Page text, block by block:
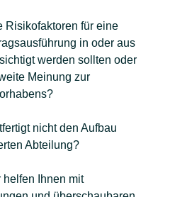
Risikofaktoren für eine
in oder aus
werden sollten oder
Meinung zur
nicht den Aufbau
Abteilung?
Ihnen mit